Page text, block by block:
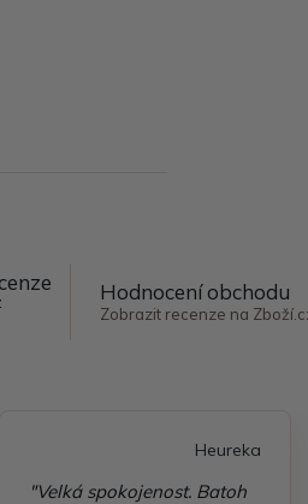
Hodnocení obchodu
Zobrazit recenze na
Heureka
"Velká spokojenost. Batoh